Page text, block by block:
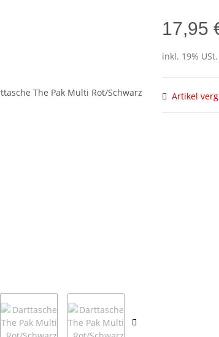
17,95
inkl. 19%
Artikel